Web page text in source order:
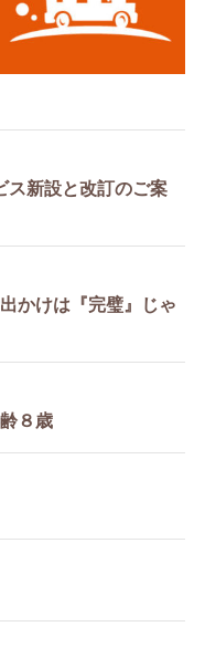
と改訂のご案
かけは『完璧』じゃ
８歳